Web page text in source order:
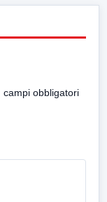
campi obbligatori